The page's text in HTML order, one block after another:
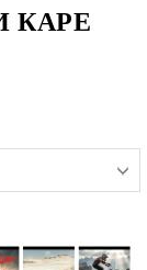
КАРЕ